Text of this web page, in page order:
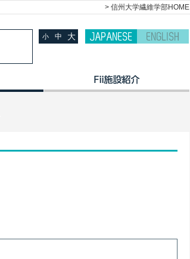
> 信州大学繊維学部HOME
小 中 大